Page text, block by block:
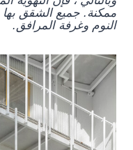
ممكنة. جميع الشقق
النوم وغرفة المرافق.